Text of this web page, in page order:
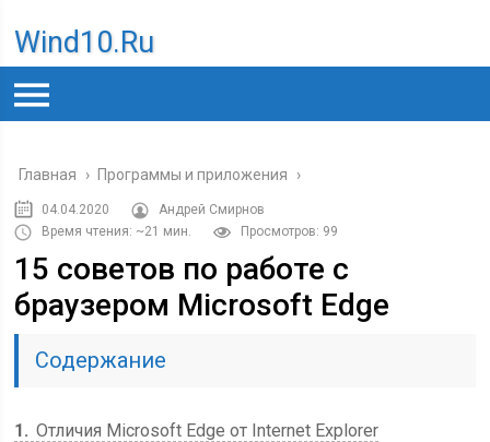
Wind10.ru
Главная › Программы и приложения ›
04.04.2020
Андрей Смирнов
Время чтения: ~21 мин.
Просмотров: 99
15 советов по работе с
браузером Microsoft Edge
Содержание
1
Отличия Microsoft Edge от Internet Explorer